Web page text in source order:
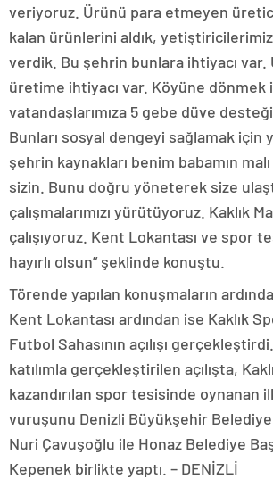
veriyoruz. Ürünü para etmeyen
kalan ürünlerini aldık,
verdik. Bu şehrin bunlara ihtiyacı var.
üretime ihtiyacı var. Köyüne dönmek
vatandaşlarımıza 5 gebe düve
Bunları sosyal dengeyi sağlamak için
şehrin kaynakları benim babamın
sizin. Bunu doğru yöneterek size
çalışmalarımızı yürütüyoruz. Kaklık
çalışıyoruz. Kent Lokantası ve spor
hayırlı olsun” şeklinde konuştu.
Törende yapılan konuşmaların
Kent Lokantası ardından ise Kaklık
Futbol Sahasının açılışı
katılımla gerçekleştirilen açılışta,
kazandırılan spor tesisinde oynanan
vuruşunu Denizli Büyükşehir Belediye
Nuri Çavuşoğlu ile Honaz Belediye
Kepenek birlikte yaptı. – DENİZLİ